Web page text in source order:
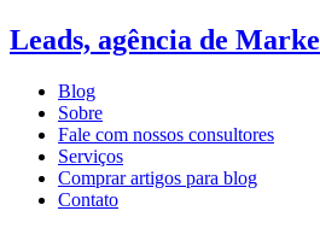
Leads, agência de
Blog
Sobre
Fale com nossos consultores
Serviços
Comprar artigos para blog
Contato